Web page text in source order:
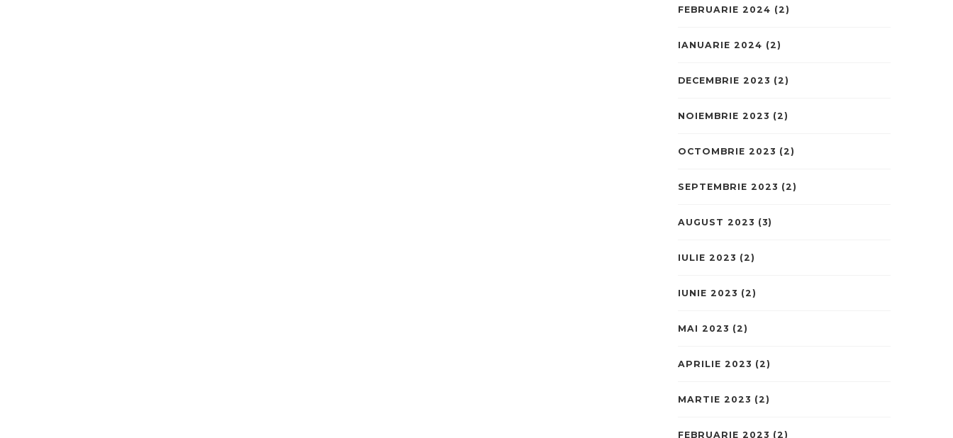
FEBRUARIE 2024 (2)
IANUARIE 2024 (2)
DECEMBRIE 2023 (2)
NOIEMBRIE 2023 (2)
OCTOMBRIE 2023 (2)
SEPTEMBRIE 2023 (2)
AUGUST 2023 (3)
IULIE 2023 (2)
IUNIE 2023 (2)
MAI 2023 (2)
APRILIE 2023 (2)
MARTIE 2023 (2)
FEBRUARIE 2023 (2)